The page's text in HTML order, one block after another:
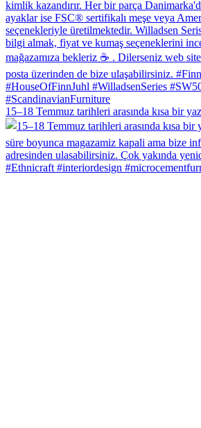
15–18 Temmuz tarihleri arasında kısa bir
#Ethnicraft #interiordesign